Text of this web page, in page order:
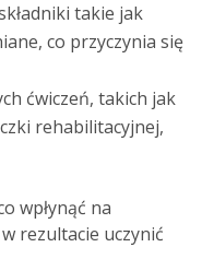
takie jak
co przyczynia się
ćwiczeń, takich jak
rehabilitacyjnej,
wpłynąć na
rezultacie uczynić